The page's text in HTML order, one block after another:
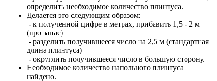
определить необходимое количество плинтуса.
Делается это следующим образом:
- к полученной цифре в метрах, прибавить 1,5 - 2 м
(про запас)
- разделить получившееся число на 2,5 м (стандартная
длина плинтуса)
- округлить получившееся число в большую сторону.
Необходимое количество напольного плинтуса
найдено.